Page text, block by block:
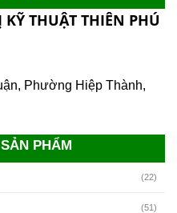
THUẬT THIÊN PHÚ
Phường Hiệp Thành,
PHẨM
(22)
(51)